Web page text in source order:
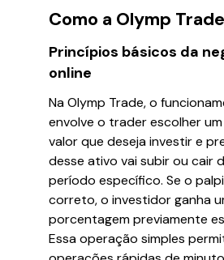
Como a Olymp
Princípios básicos da
online
Na Olymp Trade, o
envolve o trader escolher
valor que deseja investir e
desse ativo vai subir ou cair
período específico. Se o
correto, o investidor ganha
porcentagem previamente
Essa operação simples